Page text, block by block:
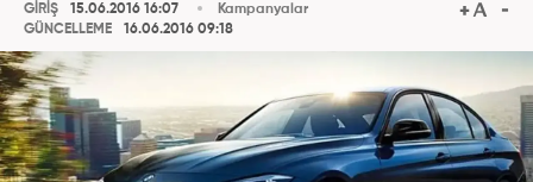
GİRİŞ
15.06.2016 16:07
GÜNCELLEME
16.06.2016 09:18
Kampanyalar